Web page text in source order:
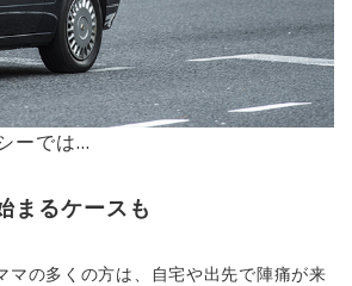
ーでは…
まるケースも
マの多くの方は、自宅や出先で陣痛が来